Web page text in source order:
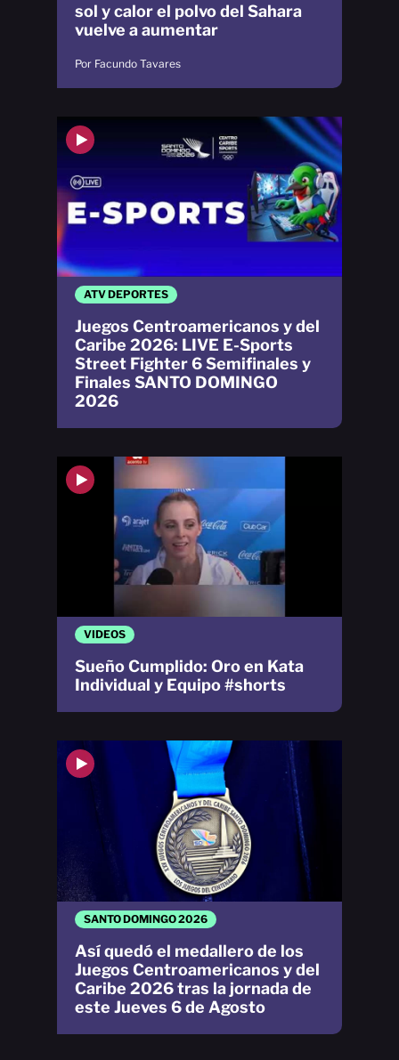
ATV DEPORTES
Juegos Centroamericanos y del
Caribe 2026: LIVE E-Sports
Street Fighter 6 Semifinales y
Finales SANTO DOMINGO
2026
sol y calor el polvo del Sahara
vuelve a aumentar
Por Facundo Tavares
SANTO DOMINGO 2026
Así quedó el medallero de los
Juegos Centroamericanos y del
Caribe 2026 tras la jornada de
este Jueves 6 de Agosto
VIDEOS
Sueño Cumplido: Oro en Kata
Individual y Equipo #shorts